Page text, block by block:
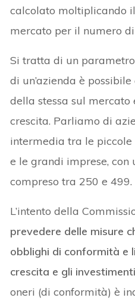
calcolato moltiplicando
mercato per il numero
Si tratta di un
di un’azienda è
della stessa sul mercato
crescita. Parliamo di
intermedia tra le piccole
e le grandi imprese,
compreso tra 250 e 499.
L’intento della
prevedere delle misure
obblighi di conformità e
crescita e gli
oneri (di conformità) è